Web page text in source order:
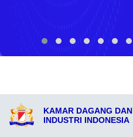
KAMAR DAGANG DAN
INDUSTRI INDONESIA